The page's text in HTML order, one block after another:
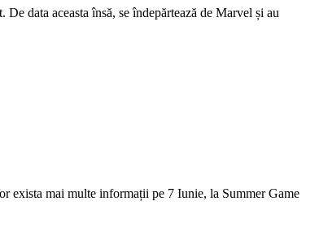
data aceasta însă, se îndepărtează de Marvel și au
exista mai multe informații pe 7 Iunie, la Summer Game